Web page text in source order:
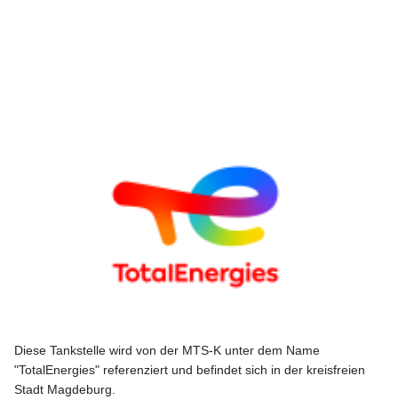
Diese Tankstelle wird von der MTS-K unter dem Name
"TotalEnergies" referenziert und befindet sich in der kreisfreien
Stadt Magdeburg.